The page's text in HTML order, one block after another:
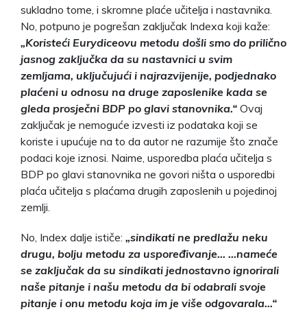
sukladno tome, i skromne plaće učitelja i nastavnika.
No, potpuno je pogrešan zaključak Indexa koji kaže:
„Koristeći Eurydiceovu metodu došli smo do prilično
jasnog zaključka da su nastavnici u svim
zemljama, uključujući i najrazvijenije, podjednako
plaćeni u odnosu na druge zaposlenike kada se
gleda prosječni BDP po glavi stanovnika.“ Ovaj
zaključak je nemoguće izvesti iz podataka koji se
koriste i upućuje na to da autor ne razumije što znače
podaci koje iznosi. Naime, usporedba plaća učitelja s
BDP po glavi stanovnika ne govori ništa o usporedbi
plaća učitelja s plaćama drugih zaposlenih u pojedinoj
zemlji.
No, Index dalje ističe: „sindikati ne predlažu neku
drugu, bolju metodu za uspoređivanje… …nameće
se zaključak da su sindikati jednostavno ignorirali
naše pitanje i našu metodu da bi odabrali svoje
pitanje i onu metodu koja im je više odgovarala…“